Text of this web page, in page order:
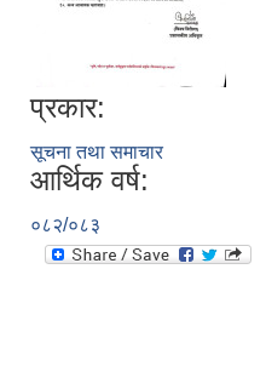
प्रकार:
सूचना तथा समाचार
आर्थिक वर्ष:
०८२/०८३